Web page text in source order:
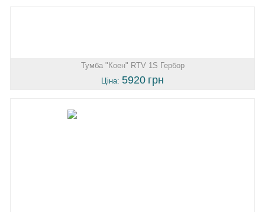
Тумба "Коен" RTV 1S Гербор
Ціна: 5920 грн